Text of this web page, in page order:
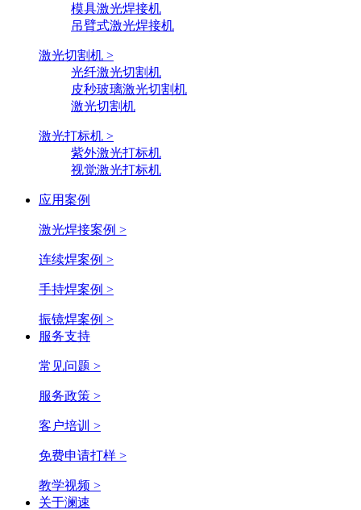
模具激光焊接机
吊臂式激光焊接机
激光切割机 >
光纤激光切割机
皮秒玻璃激光切割机
激光切割机
激光打标机 >
紫外激光打标机
视觉激光打标机
应用案例
激光焊接案例 >
连续焊案例 >
手持焊案例 >
振镜焊案例 >
服务支持
常见问题 >
服务政策 >
客户培训 >
免费申请打样 >
教学视频 >
关于澜速